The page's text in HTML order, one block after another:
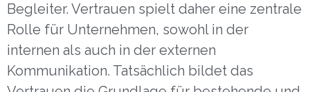
Begleiter. Vertrauen spielt daher eine zentrale
Rolle für Unternehmen, sowohl in der
internen als auch in der externen
Kommunikation. Tatsächlich bildet das